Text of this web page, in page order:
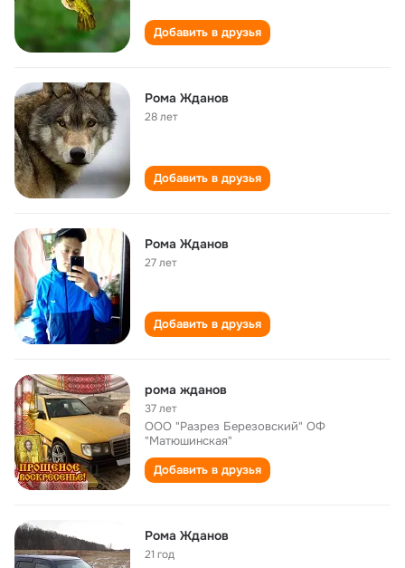
Добавить в друзья
Рома Жданов
28 лет
Добавить в друзья
Рома Жданов
27 лет
Добавить в друзья
рома жданов
37 лет
ООО "Разрез Березовский" ОФ
"Матюшинская"
Добавить в друзья
Рома Жданов
21 год